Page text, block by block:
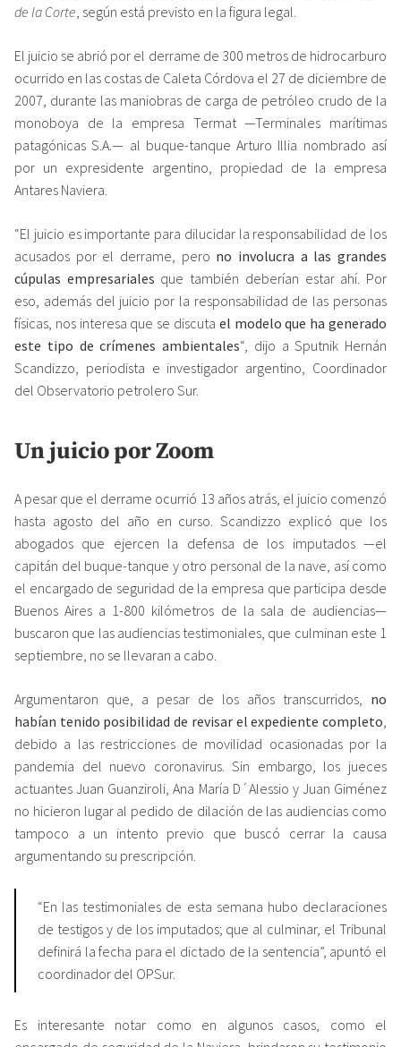
de la Corte, según está previsto en la figura legal.
El juicio se abrió por el derrame de 300 metros de hidrocarburo
ocurrido en las costas de Caleta Córdova el 27 de diciembre de
2007, durante las maniobras de carga de petróleo crudo de la
monoboya de la empresa Termat —Terminales marítimas
patagónicas S.A.— al buque-tanque Arturo Illia nombrado así
por un expresidente argentino, propiedad de la empresa
Antares Naviera.
“El juicio es importante para dilucidar la responsabilidad de los
acusados por el derrame, pero no involucra a las grandes
cúpulas empresariales que también deberían estar ahí. Por
eso, además del juicio por la responsabilidad de las personas
físicas, nos interesa que se discuta el modelo que ha generado
este tipo de crímenes ambientales“, dijo a Sputnik Hernán
Scandizzo, periodista e investigador argentino, Coordinador
del Observatorio petrolero Sur.
Un juicio por Zoom
A pesar que el derrame ocurrió 13 años atrás, el juicio comenzó
hasta agosto del año en curso. Scandizzo explicó que los
abogados que ejercen la defensa de los imputados —el
capitán del buque-tanque y otro personal de la nave, así como
el encargado de seguridad de la empresa que participa desde
Buenos Aires a 1-800 kilómetros de la sala de audiencias—
buscaron que las audiencias testimoniales, que culminan este 1
septiembre, no se llevaran a cabo.
Argumentaron que, a pesar de los años transcurridos, no
habían tenido posibilidad de revisar el expediente completo
debido a las restricciones de movilidad ocasionadas por la
pandemia del nuevo coronavirus. Sin embargo, los jueces
actuantes Juan Guanziroli, Ana María D´Alessio y Juan Giménez
no hicieron lugar al pedido de dilación de las audiencias como
tampoco a un intento previo que buscó cerrar la causa
argumentando su prescripción.
“En las testimoniales de esta semana hubo declaraciones
de testigos y de los imputados; que al culminar, el Tribunal
definirá la fecha para el dictado de la sentencia”, apuntó el
coordinador del OPSur.
Es interesante notar como en algunos casos, como el